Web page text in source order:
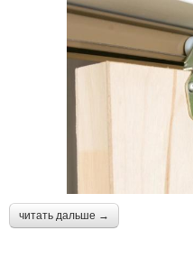
читать дальше →